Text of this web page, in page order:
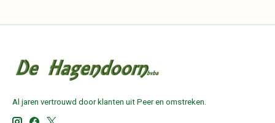
Al jaren vertrouwd door klanten uit Peer en omstreken.